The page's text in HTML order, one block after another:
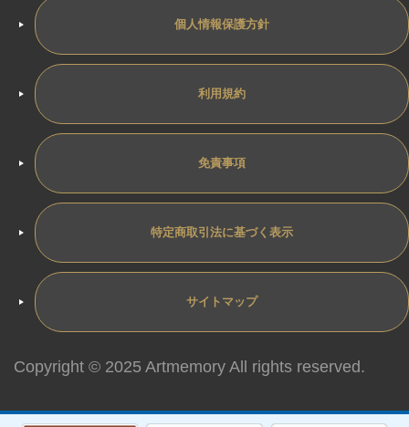
個人情報保護方針
利用規約
免責事項
特定商取引法に基づく表示
サイトマップ
Copyright © 2025 Artmemory All rights reserved.